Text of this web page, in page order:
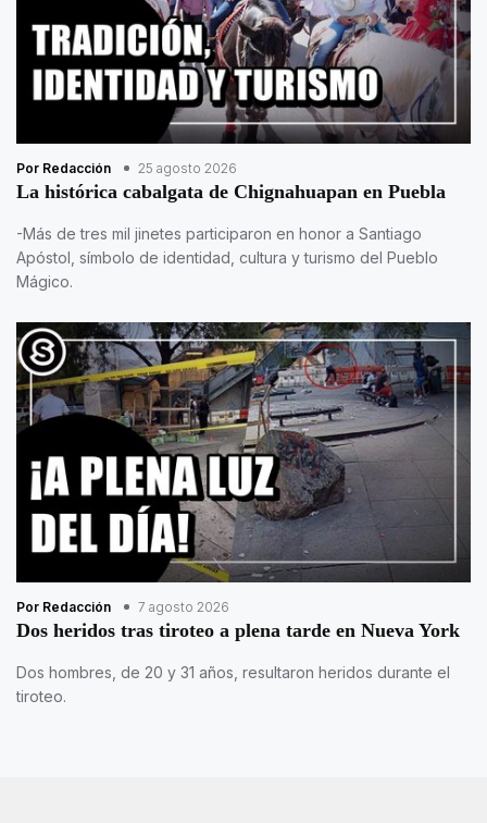
Por Redacción 25 agosto 2026
La histórica cabalgata de Chignahuapan en Puebla
-Más de tres mil jinetes participaron en honor a Santiago
Apóstol, símbolo de identidad, cultura y turismo del Pueblo
Mágico.
Por Redacción 7 agosto 2026
Dos heridos tras tiroteo a plena tarde en Nueva York
Dos hombres, de 20 y 31 años, resultaron heridos durante el
tiroteo.